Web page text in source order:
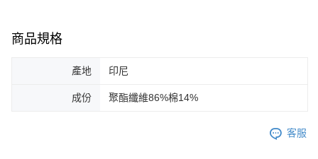
商品規格
產地 印尼
成份 聚酯纖維86%棉14%
客服